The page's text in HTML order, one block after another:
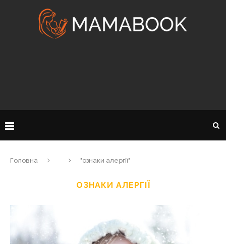
Головна "ознаки алергії"
ОЗНАКИ АЛЕРГІЇ